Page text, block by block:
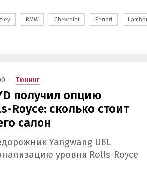
BMW Chevrolet Ferrari
Тюнинг
получил опцию
Royce: сколько стоит
салон
Yangwang U8L
уровня Rolls-Royce